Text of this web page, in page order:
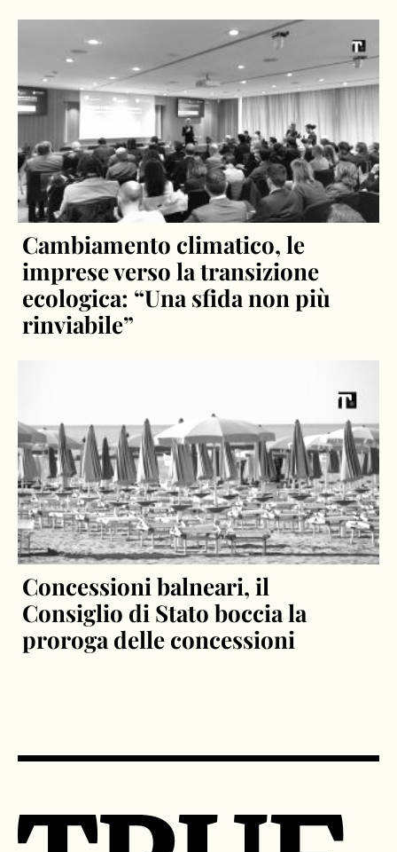
Cambiamento climatico, le
imprese verso la transizione
ecologica: “Una sfida non più
rinviabile”
Concessioni balneari, il
Consiglio di Stato boccia la
proroga delle concessioni